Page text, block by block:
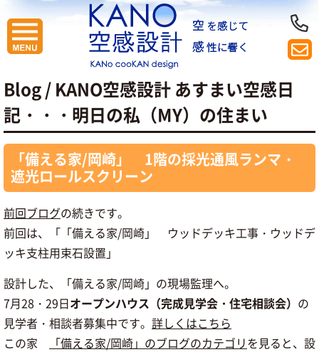
Blog / KANO空感設計 あすまい空感日
記 ・・・明日の私（MY）の住まい
「備える家/岡崎」 1階の採光通風ランマ・
遮光ロールスクリーン
前回ブログの続きです。
前回は、「「備える家/岡崎」 ウッドデッキ工事・ウッドデ
ッキ支柱用束石設置」
設計した、「備える家/岡崎」の現場監理へ。
7月28・29日オープンハウス（完成見学会・住宅相談会） の
見学者・相談者募集中です。 詳しくはこちら
この家
「備える家/岡崎」のブログのカテゴリを見ると、設